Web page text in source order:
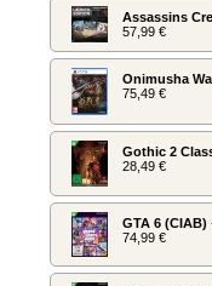
Assassins
57,99 €
Onimusha
75,49 €
Gothic 2
28,49 €
GTA 6 (CIAB)
74,99 €